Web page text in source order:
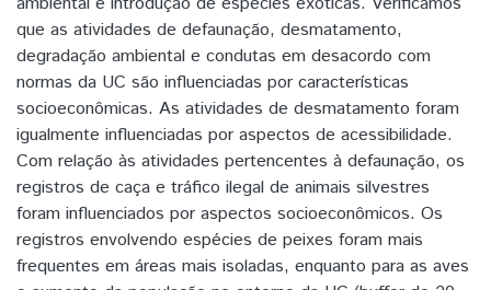
que as atividades de defaunação, desmatamento,
degradação ambiental e condutas em desacordo com
normas da UC são influenciadas por características
socioeconômicas. As atividades de desmatamento foram
igualmente influenciadas por aspectos de acessibilidade.
Com relação às atividades pertencentes à defaunação, os
registros de caça e tráfico ilegal de animais silvestres
foram influenciados por aspectos socioeconômicos. Os
registros envolvendo espécies de peixes foram mais
frequentes em áreas mais isoladas, enquanto para as aves